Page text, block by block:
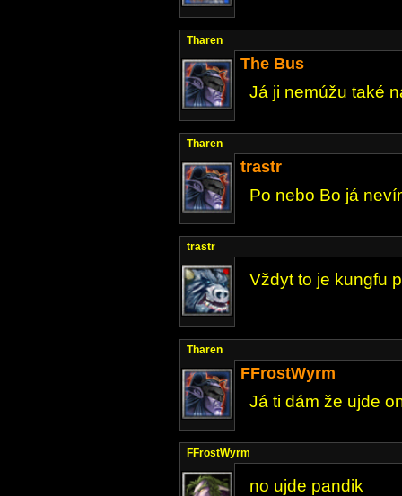
Tharen
The Bus
Já ji nemúžu také
Tharen
trastr
Po nebo Bo já
trastr
Vždyt to je kungfu
Tharen
FFrostWyrm
Já ti dám že ujde
FFrostWyrm
no ujde pandik